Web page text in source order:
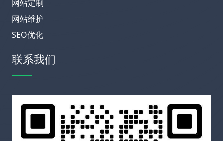
网站定制
网站维护
SEO优化
联系我们